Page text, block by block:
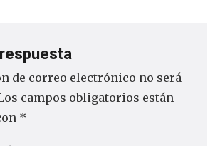
de correo electrónico no será
campos obligatorios están
*